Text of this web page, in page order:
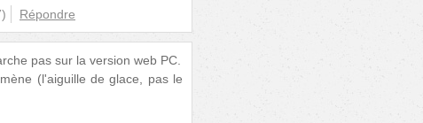
) Répondre
pas sur la version web PC.
(l'aiguille de glace, pas le